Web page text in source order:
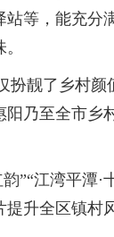
等，能充
靓了乡村颜
乃至全市乡
江湾平潭·
升全区镇村